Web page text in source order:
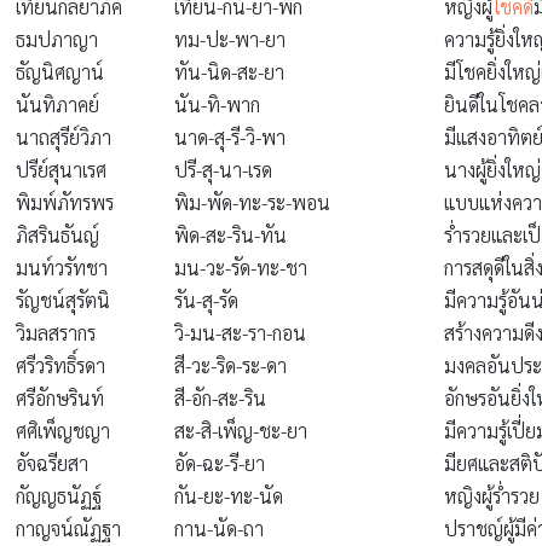
เทียนกัลยาภัค
เทียน-กัน-ยา-พัก หญิงผู้โชคดี
ธมปภาญา
ทม-ปะ-พา-ยา
ความรู้ยิ่งใ
ธัญนิศญาน์
ทัน-นิด-สะ-ยา
มีโชคยิ่งให
นันทิภาคย์
นัน-ทิ-พาก
ยินดีในโชค
นาถสุรีย์วิภา
นาด-สุ-รี-วิ-พา
มีแสงอาทิต
ปรีย์สุนาเรศ
ปรี-สุ-นา-เรด
นางผู้ยิ่งให
พิมพ์ภัทรพร
พิม-พัด-ทะ-ระ-พอน
แบบแห่งคว
ภิสรินธันญ์
พิด-สะ-ริน-ทัน
ร่ำรวยและ
มนท์วรัทชา
มน-วะ-รัด-ทะ-ชา
การสดุดีในสิ่
รัญชน์สุรัตนิ
รัน-สุ-รัด
มีความรู้อัน
วิมลสรากร
วิ-มน-สะ-รา-กอน
สร้างความ
ศรีวริทธิ์รดา
สี-วะ-ริด-ระ-ดา
มงคลอันปร
ศรีอักษรินท์
สี-อัก-สะ-ริน
อักษรอันยิ่ง
ศศิเพ็ญชญา
สะ-สิ-เพ็ญ-ชะ-ยา
มีความรู้เปี่
อัจฉรียสา
อัด-ฉะ-รี-ยา
มียศและสติ
กัญญธนัฏฐ์
กัน-ยะ-ทะ-นัด
หญิงผู้ร่ำรวย
กาญจน์ณัฏฐา
กาน-นัด-ถา
ปราชญ์ผู้มีค่